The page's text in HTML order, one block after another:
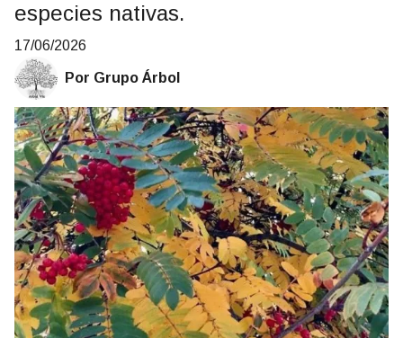
especies nativas.
17/06/2026
Por Grupo Árbol